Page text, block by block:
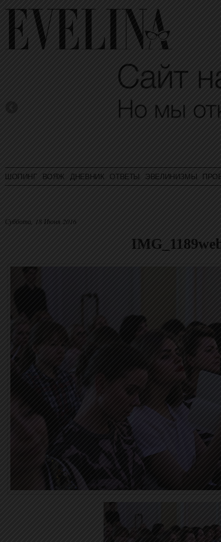
ШОПИНГ ВОЯЖ ДНЕВНИК ОТВЕТЫ ЭВЕЛИНИЗМЫ
Суббота, 18 Июня 2016